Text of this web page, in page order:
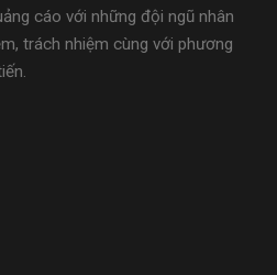
cáo với những đội ngũ nhân
trách nhiệm cùng với phương